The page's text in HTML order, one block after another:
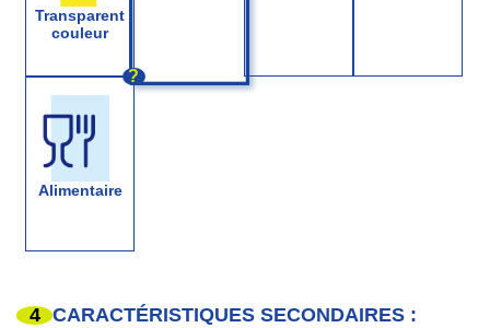
Transparent
couleur
Alimentaire
?
4 CARACTÉRISTIQUES SECONDAIRES :